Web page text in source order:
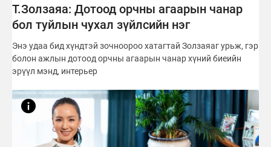
Т.Золзаяа: Дотоод орчны агаарын чанар
бол туйлын чухал зүйлсийн нэг
Энэ удаа бид хүндтэй зочноороо хатагтай Золзаяаг урьж, гэр
болон ажлын дотоод орчны агаарын чанар хүний биеийн
эрүүл мэнд, интерьер